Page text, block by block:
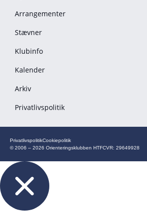
Arrangementer
Stævner
Klubinfo
Kalender
Arkiv
Privatlivspolitik
© 2006 – 2026 Orienteringsklubben HTFCVR: 29649928
PrivatlivspolitikCookiepolitik